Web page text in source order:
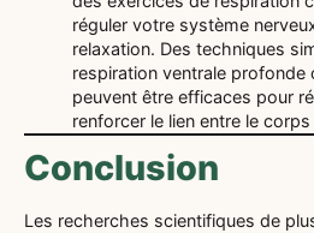
réguler votre système
relaxation. Des techniques
respiration ventrale profonde
peuvent être efficaces pour
renforcer le lien entre le corps
Conclusion
Les recherches scientifiques de